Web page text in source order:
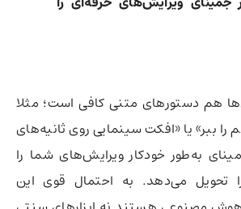
هم دستورهای متنی کافی است؛ مثلا
را ببر» یا «افکت سینمایی روی ثانیه‌های
جمینای به‌طور خودکار ویرایش‌های شما را
تحویل می‌دهد. به احتمال قوی این